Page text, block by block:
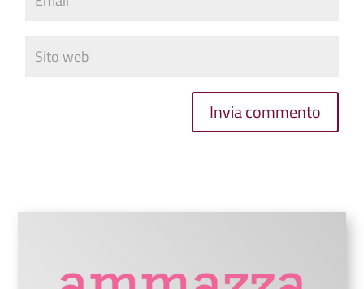
Invia commento